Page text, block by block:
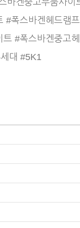
바겐중고부품사이
#폭스바겐헤드램프
#폭스바겐중고
대 #5K1